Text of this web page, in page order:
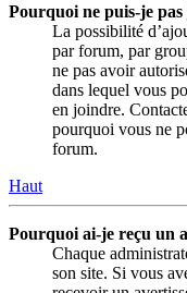
Pourquoi ne puis-je pas
La possibilité
par forum, par
ne pas avoir
dans lequel vous
en joindre.
pourquoi vous ne
forum.
Haut
Pourquoi ai-je reçu un
Chaque
son site. Si vous